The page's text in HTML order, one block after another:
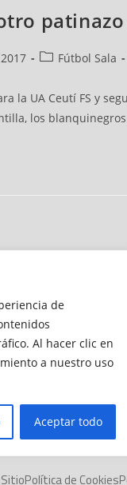
de
Al hacer clic en
a nuestro uso
Aceptar todo
Fútbol Sala
la UA Ceutí FS y
los
Política de Cookies